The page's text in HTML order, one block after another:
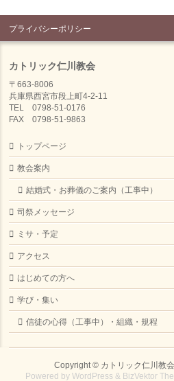
プライバシーポリシー
カトリック仁川教会
〒663-8006
兵庫県西宮市段上町4-2-11
TEL 0798-51-0176
FAX 0798-51-9863
トップページ
教会案内
結婚式・お葬儀のご案内（工事中）
司祭メッセージ
ミサ・予定
アクセス
はじめての方へ
学び・集い
信徒の心得（工事中）・組織・規程
Copyright © カトリック仁川教会
Powered byWordPress & BizVektor